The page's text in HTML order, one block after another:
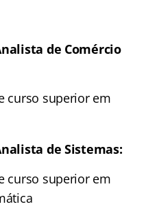
de Comércio
curso superior em
de Sistemas:
curso superior em